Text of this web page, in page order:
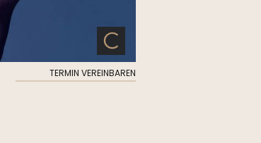
TERMIN VEREINBAREN